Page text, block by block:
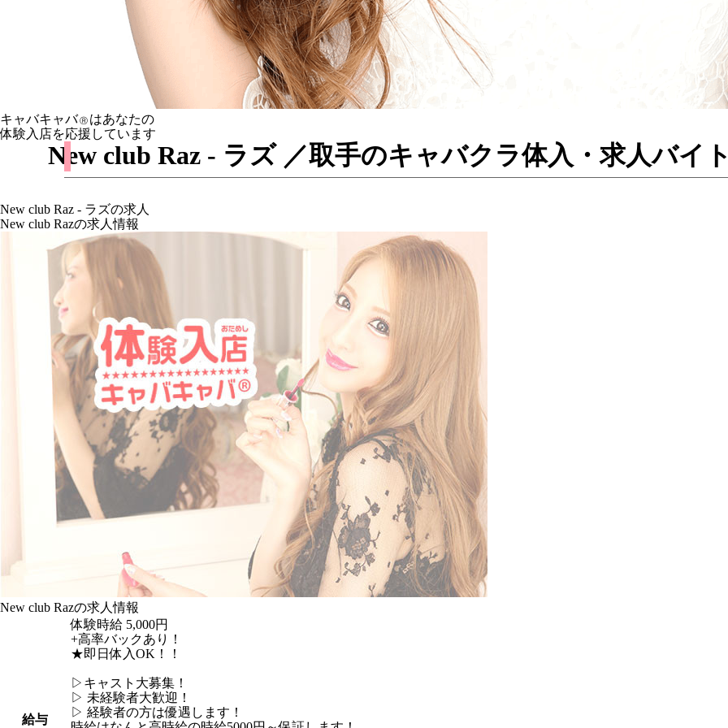
キャバキャバⓇ はあなたの
体験入店を応援しています
New club Raz - ラズ ／取手のキャバクラ体入・求人バイ
New club Raz - ラズの求人
New club Razの求人情報
New club Razの求人情報
給与
体験時給 5,000円
+高率バックあり！
★即日体入OK！！
▷キャスト大募集！
▷ 未経験者大歓迎！
▷ 経験者の方は優遇します！